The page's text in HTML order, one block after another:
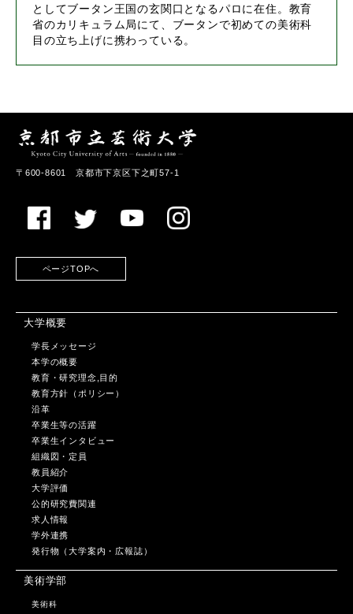
としてブータン王国の玄関口となるパロに在住。教育
省のカリキュラム局にて、ブータンで初めての美術科
目の立ち上げに携わっている。
〒600-8601 京都市下京区下之町57-1
ページTOPへ
大学概要
学長メッセージ
本学の概要
教育・研究理念,目的
教育方針（ポリシー）
沿革
卒業生等の活躍
卒業生インタビュー
組織図・定員
教員紹介
大学評価
公的研究費関連
求人情報
学外連携
発行物（大学案内・広報誌）
美術学部
美術科